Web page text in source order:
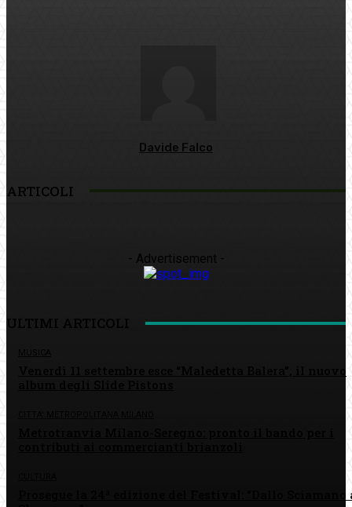
Davide Falco
ARTICOLI
- Advertisement -
ULTIMI ARTICOLI
Prosegue la 24ª edizione del Festival: “Dallo